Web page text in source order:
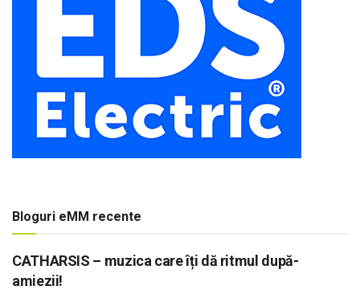
Bloguri eMM recente
CATHARSIS – muzica care îți dă ritmul după-
amiezii!